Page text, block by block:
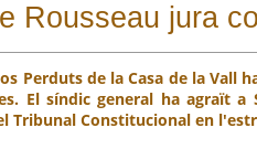
Rousseau jura
Perduts de la Casa de la
El síndic general ha agraït
Tribunal Constitucional en